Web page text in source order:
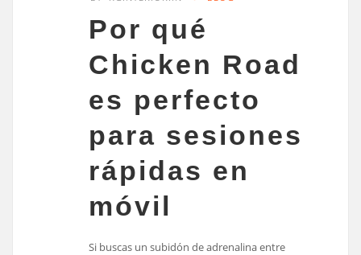
Por qué
Chicken Road
es perfecto
para sesiones
rápidas en
móvil
Si buscas un subidón de adrenalina entre